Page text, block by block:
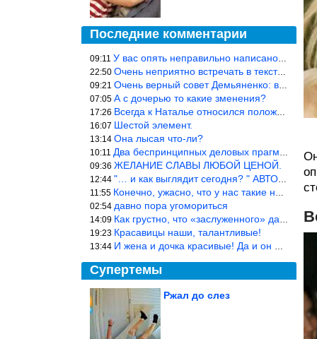
Последние комментарии
09:11 У вас опять неправильно написано. Первым мужем Гузеевой был Илья
22:50 Очень неприятно встречать в текстах откровенное враньё… Конкретн
09:21 Очень верный совет Демьяненко: в этой среде надо либо иметь зубы
07:05 А с дочерью то какие зменения?
17:26 Всегда к Наталье относился положительно… Время покажет, что буде
16:07 Шестой элемент.
13:14 Она лысая что-ли?
10:11 Два беспринципных деловых прагматика нашли друг друга и «остепен
09:36 ЖЕЛАНИЕ СЛАВЫ ЛЮБОЙ ЦЕНОЙ.
12:44 "… и как выглядит сегодня? " АВТОР, РЕДАКТОР — ВЫ ЧТО
11:55 Конечно, ужасно, что у нас такие недалёкие и прямые люди… Как мо
02:54 давно пора угомориться
14:09 Как грустно, что «заслуженного» дают не заслуженно, а (чаще) по-
19:23 Красавицы наши, талантливые!
13:44 И жена и дочка красивые! Да и он настоящий мужик!
Супертемы
Ржал до слез